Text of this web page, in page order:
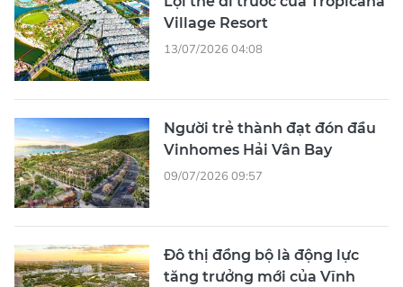
Village Resort
13/07/2026 04:08
Người trẻ thành đạt đón đầu
Vinhomes Hải Vân Bay
09/07/2026 09:57
Đô thị đồng bộ là động lực
tăng trưởng mới của Vĩnh